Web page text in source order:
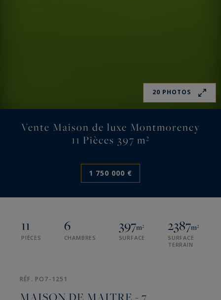
20 PHOTOS
Vente Maison de luxe Montmorency
11 Pièces 397 m²
1 750 000 €
11
PIÈCES
6
CHAMBRES
397m²
SURFACE
2387m²
SURFACE
TERRAIN
RÉF. PO7-1251